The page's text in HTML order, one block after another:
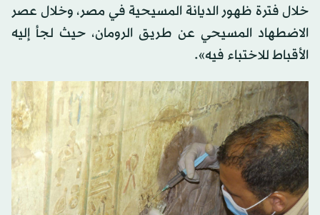
خلال فترة ظهور الديانة المسيحية في مصر، وخلال عصر
الاضطهاد المسيحي عن طريق الرومان، حيث لجأ إليه
الأقباط للاختباء فيه».